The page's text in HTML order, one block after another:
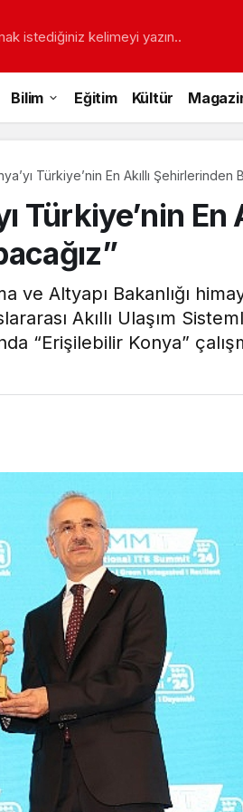
istediğiniz kelimeyi yazın..
Bilim Eğitim Kültür
Türkiye’nin En Akıllı Şehirlerinden
Türkiye’nin En
ve Altyapı Bakanlığı
Akıllı Ulaşım
“Erişilebilir Konya”
Uzun